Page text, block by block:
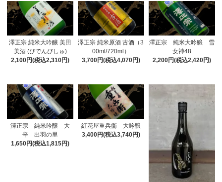
澤正宗 純米大吟醸 美田
美酒 (びでんびしゅ)
2,100円(税込2,310円)
澤正宗 純米原酒 古酒（3
00ml/720ml）
3,700円(税込4,070円)
澤正宗 純米大吟醸 雪
女神48
2,200円(税込2,420円)
澤正宗 純米吟醸 大
辛 出羽の里
1,650円(税込1,815円)
紅花屋重兵衛 大吟醸
3,400円(税込3,740円)